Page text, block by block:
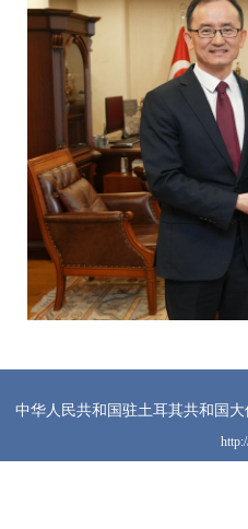
中华人民共和国驻土耳其共和国大